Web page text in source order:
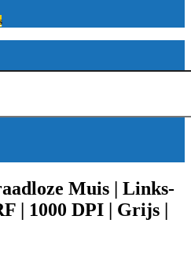
Muis | Links-
| 1000 DPI | Grijs |